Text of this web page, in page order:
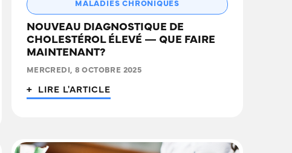
MALADIES CHRONIQUES
NOUVEAU DIAGNOSTIQUE DE
CHOLESTÉROL ÉLEVÉ — QUE FAIRE
MAINTENANT?
MERCREDI, 8 OCTOBRE 2025
+ LIRE L'ARTICLE